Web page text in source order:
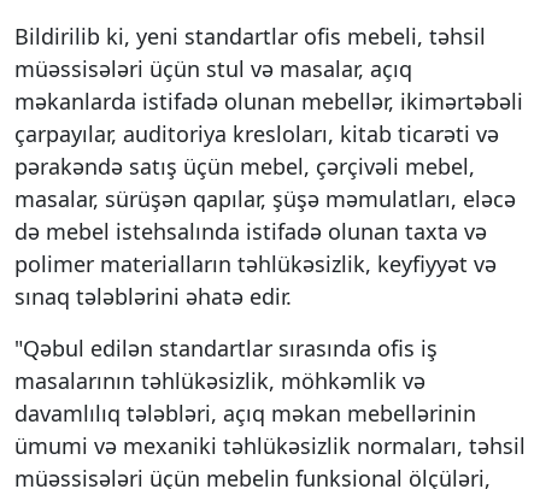
Bildirilib ki, yeni standartlar ofis mebeli, təhsil
müəssisələri üçün stul və masalar, açıq
məkanlarda istifadə olunan mebellər, ikimərtəbəli
çarpayılar, auditoriya kresloları, kitab ticarəti və
pərakəndə satış üçün mebel, çərçivəli mebel,
masalar, sürüşən qapılar, şüşə məmulatları, eləcə
də mebel istehsalında istifadə olunan taxta və
polimer materialların təhlükəsizlik, keyfiyyət və
sınaq tələblərini əhatə edir.
"Qəbul edilən standartlar sırasında ofis iş
masalarının təhlükəsizlik, möhkəmlik və
davamlılıq tələbləri, açıq məkan mebellərinin
ümumi və mexaniki təhlükəsizlik normaları, təhsil
müəssisələri üçün mebelin funksional ölçüləri,